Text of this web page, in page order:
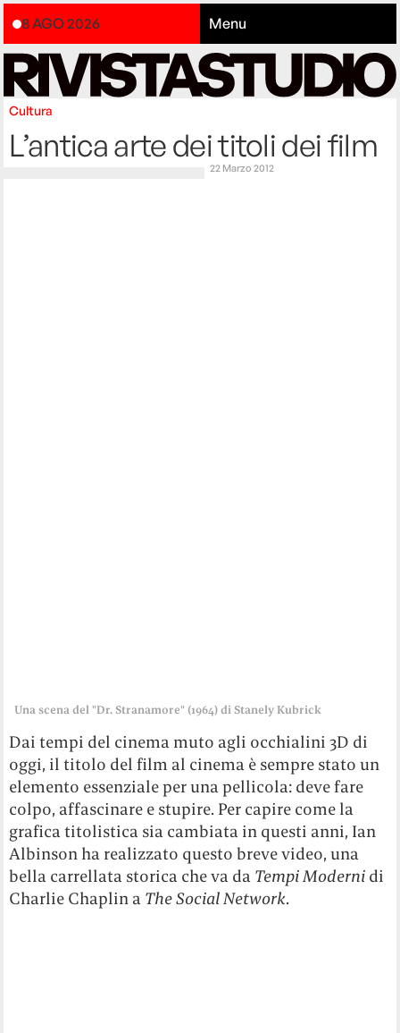
8 AGO 2026 Menu
Cultura
L’antica arte dei titoli dei film
22 Marzo 2012
Una scena del "Dr. Stranamore" (1964) di Stanely Kubrick
Dai tempi del cinema muto agli occhialini 3D di
oggi, il titolo del film al cinema è sempre stato un
elemento essenziale per una pellicola: deve fare
colpo, affascinare e stupire. Per capire come la
grafica titolistica sia cambiata in questi anni, Ian
Albinson ha realizzato questo breve video, una
bella carrellata storica che va da Tempi Moderni di
Charlie Chaplin a The Social Network.